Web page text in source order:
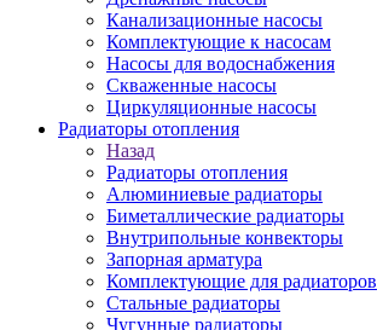
Канализационные насосы
Комплектующие к насосам
Насосы для водоснабжения
Скваженные насосы
Циркуляционные насосы
Радиаторы отопления
Назад
Радиаторы отопления
Алюминиевые радиаторы
Биметаллические радиаторы
Внутрипольные конвекторы
Запорная арматура
Комплектующие для радиаторов
Стальные радиаторы
Чугунные радиаторы